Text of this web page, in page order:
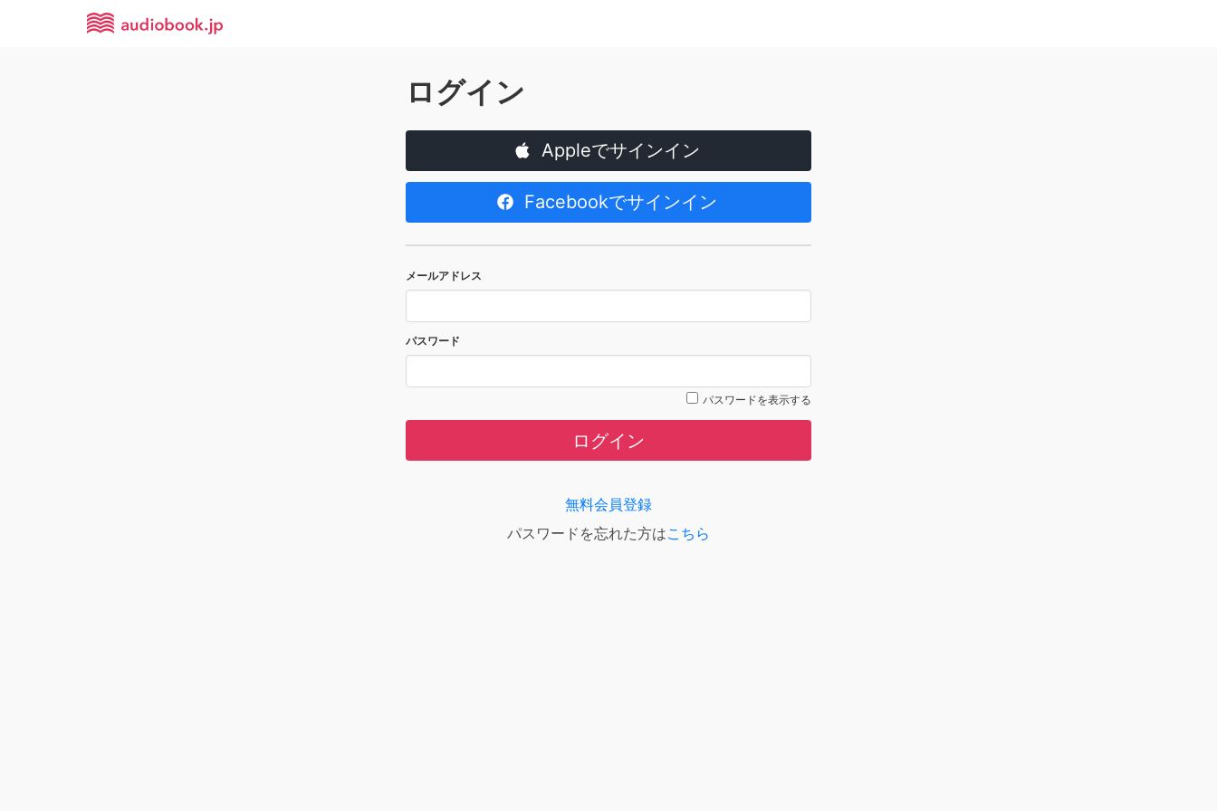
ログイン
Appleでサインイン
Facebookでサインイン
メールアドレス
パスワード
パスワードを表示する
ログイン
無料会員登録
パスワードを忘れた方はこちら